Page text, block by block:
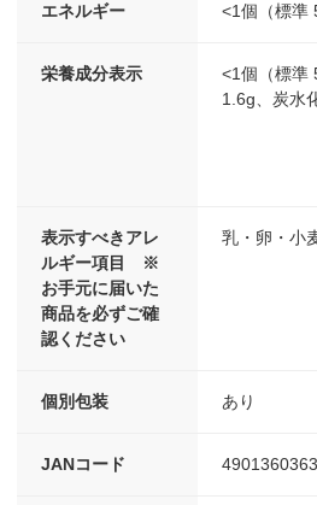
エネルギー <1個（標準
栄養成分表示
<1個（標準
1.6g、炭水
表示すべきアレ
ルギー項目 ※
お手元に届いた
商品を必ずご確
認ください
乳・卵・小
個別包装 あり
JANコード